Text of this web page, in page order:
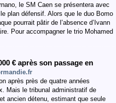
le SM Caen se présentera avec
plan défensif. Alors que le duo Bomo
pourrait pâtir de l’absence d’Ivann
Pour accompagner le trio Mohamed
€ après son passage en
après près de quatre années
Mais le tribunal administratif de
ancien détenu, estimant que seule